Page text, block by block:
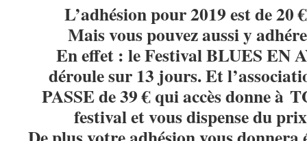
L’adhésion pour 2019 est de 20
Mais vous pouvez aussi y
En effet : le Festival BLUES EN
déroule sur 13 jours. Et
PASSE de 39 € qui accès donne à
festival et vous dispense du